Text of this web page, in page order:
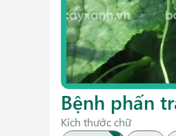
Bệnh phấn
Kích thước chữ